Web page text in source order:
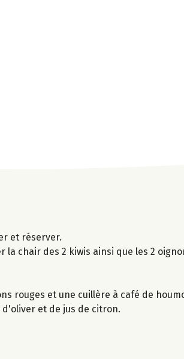
et réserver.
chair des 2 kiwis ainsi que les 2
rouges et une cuillère à café de
et de jus de citron.